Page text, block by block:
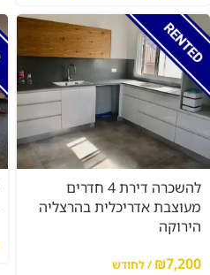
להשכרה דירת 4 חדרים
מעוצבת אדריכלית בהרצליה
הירוקה
₪7,200 / לחודש